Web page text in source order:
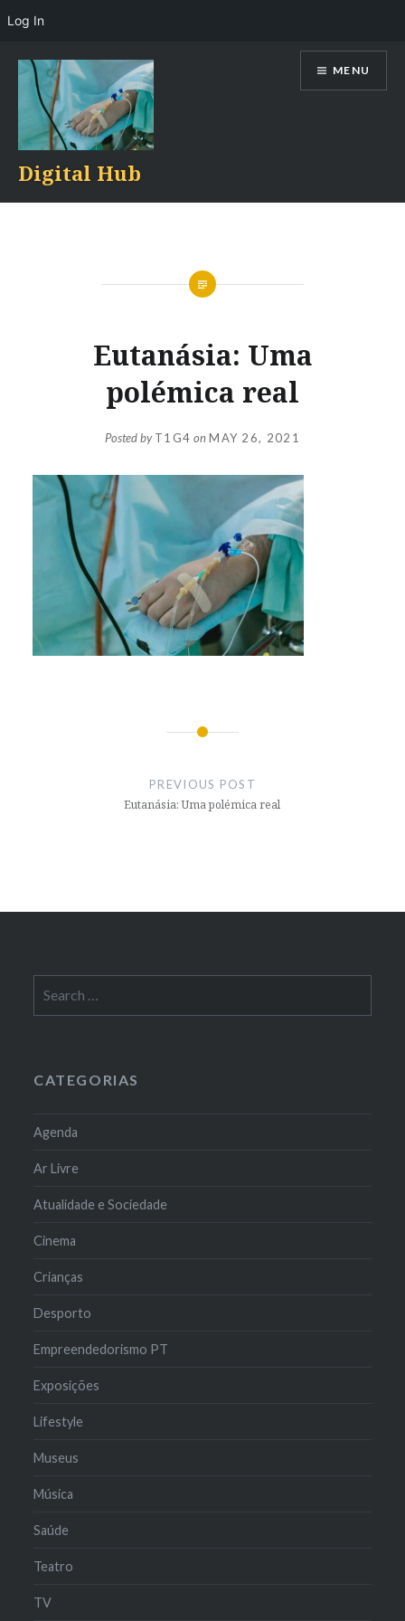
content
Digital Hub
MENU
Eutanásia: Uma
polémica real
Posted byT1G4 onMAY 26, 2021
PREVIOUS POST
Eutanásia: Uma polémica real
for:
CATEGORIAS
Agenda
Ar Livre
Atualidade e Sociedade
Cinema
Crianças
Desporto
Empreendedorismo PT
Exposições
Lifestyle
Museus
Música
Saúde
Teatro
TV
Log In